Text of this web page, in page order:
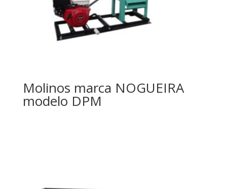
Molinos marca NOGUEIRA
modelo DPM